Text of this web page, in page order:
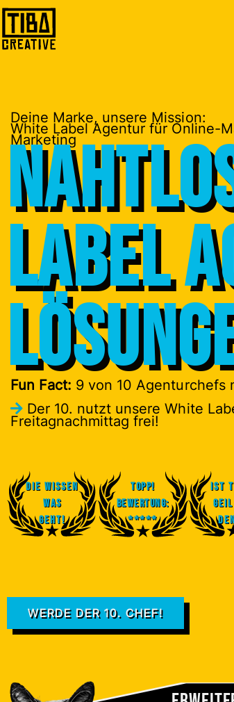
Deine Marke, unsere Mission:
White Label Agentur für Online-
Marketing
Label
Fun Fact: 9 von 10 Agenturchefs
Der 10. nutzt unsere White
Freitagnachmittag frei!
Die Wissen
was
geht!
Topp!
Bewertung:
*****
Ist
WERDE DER 10. CHEF!